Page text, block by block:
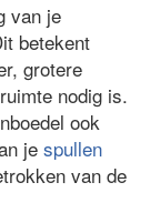
van je
betekent
grotere
nodig is.
ook
jespullen
van de